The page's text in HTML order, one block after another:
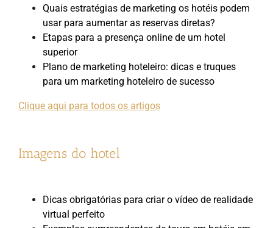
Quais estratégias de marketing os hotéis podem
usar para aumentar as reservas diretas?
Etapas para a presença online de um hotel
superior
Plano de marketing hoteleiro: dicas e truques
para um marketing hoteleiro de sucesso
Clique aqui para todos os artigos
Imagens do hotel
Dicas obrigatórias para criar o vídeo de realidade
virtual perfeito